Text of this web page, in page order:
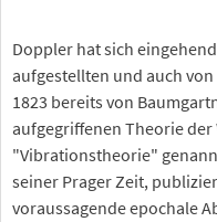
Doppler hat sich
aufgestellten und auch
1823 bereits von
aufgegriffenen Theorie
"Vibrationstheorie"
seiner Prager Zeit,
voraussagende epochale